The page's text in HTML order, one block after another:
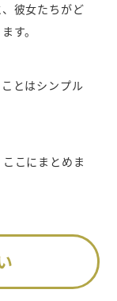
彼女たちがど
す。
とはシンプル
こにまとめま